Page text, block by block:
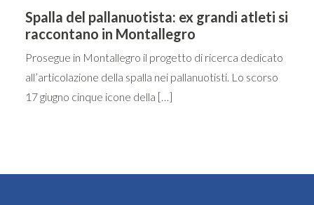
Spalla del pallanuotista: ex grandi atleti si
raccontano in Montallegro
Prosegue in Montallegro il progetto di ricerca dedicato
all’articolazione della spalla nei pallanuotisti. Lo scorso
17 giugno cinque icone della […]